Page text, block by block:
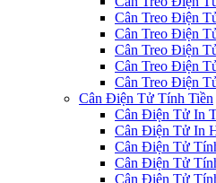
Cân Treo Điện
Cân Treo Điện
Cân Treo Điện
Cân Treo Điện
Cân Treo Điện
Cân Điện Tử Tính Tiền
Cân Điện Tử In
Cân Điện Tử In
Cân Điện Tử
Cân Điện Tử
Cân Điện Tử